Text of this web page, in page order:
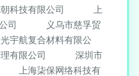
科技有限公司
上
司
义乌市慈孚贸
宇航复合材料有限公
有限公司
深圳市
上海柒保网络科技有